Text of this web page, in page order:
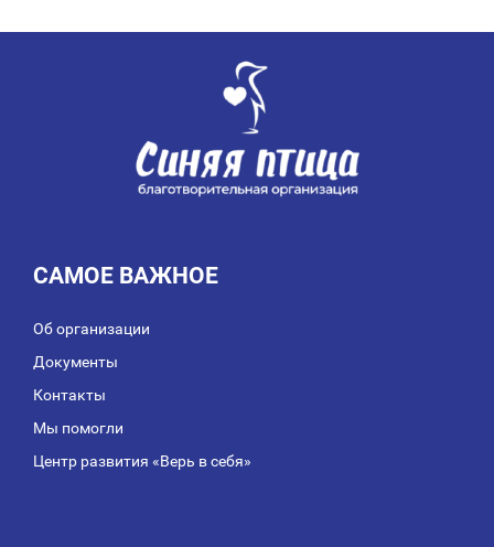
САМОЕ ВАЖНОЕ
Об организации
Документы
Контакты
Мы помогли
Центр развития «Верь в себя»